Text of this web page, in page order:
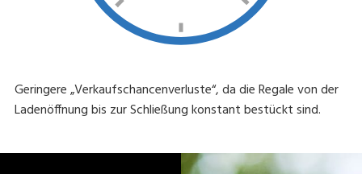
Geringere „Verkaufschancenverluste“, da die Regale von der
Ladenöffnung bis zur Schließung konstant bestückt sind.